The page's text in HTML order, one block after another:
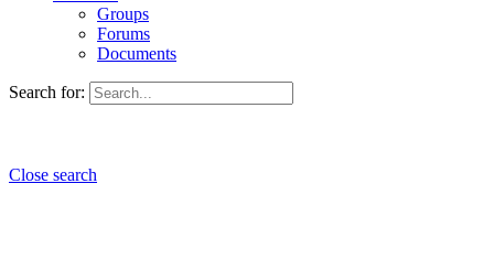
Groups
Forums
Documents
Search for:
Close search